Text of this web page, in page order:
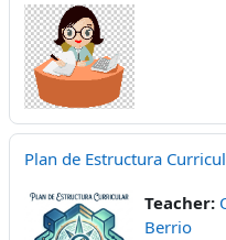
Plan de Estructura
Teacher:
Berrio